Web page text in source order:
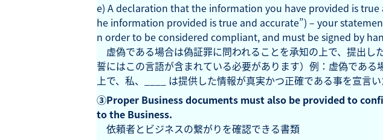
e) A declaration that the information you have provided is true
he information provided is true and accurate”) – your
n order to be considered compliant, and must be signed by
虚偽である場合は偽証罪に問われることを承知の上で、提出し
誓にはこの言語が含まれている必要があります） 例：虚偽である
上で、私、____ は提供した情報が真実かつ正確である事を宣言
③Proper Business documents must also be provided to
to the Business.
依頼者とビジネスの繋がりを確認できる書類